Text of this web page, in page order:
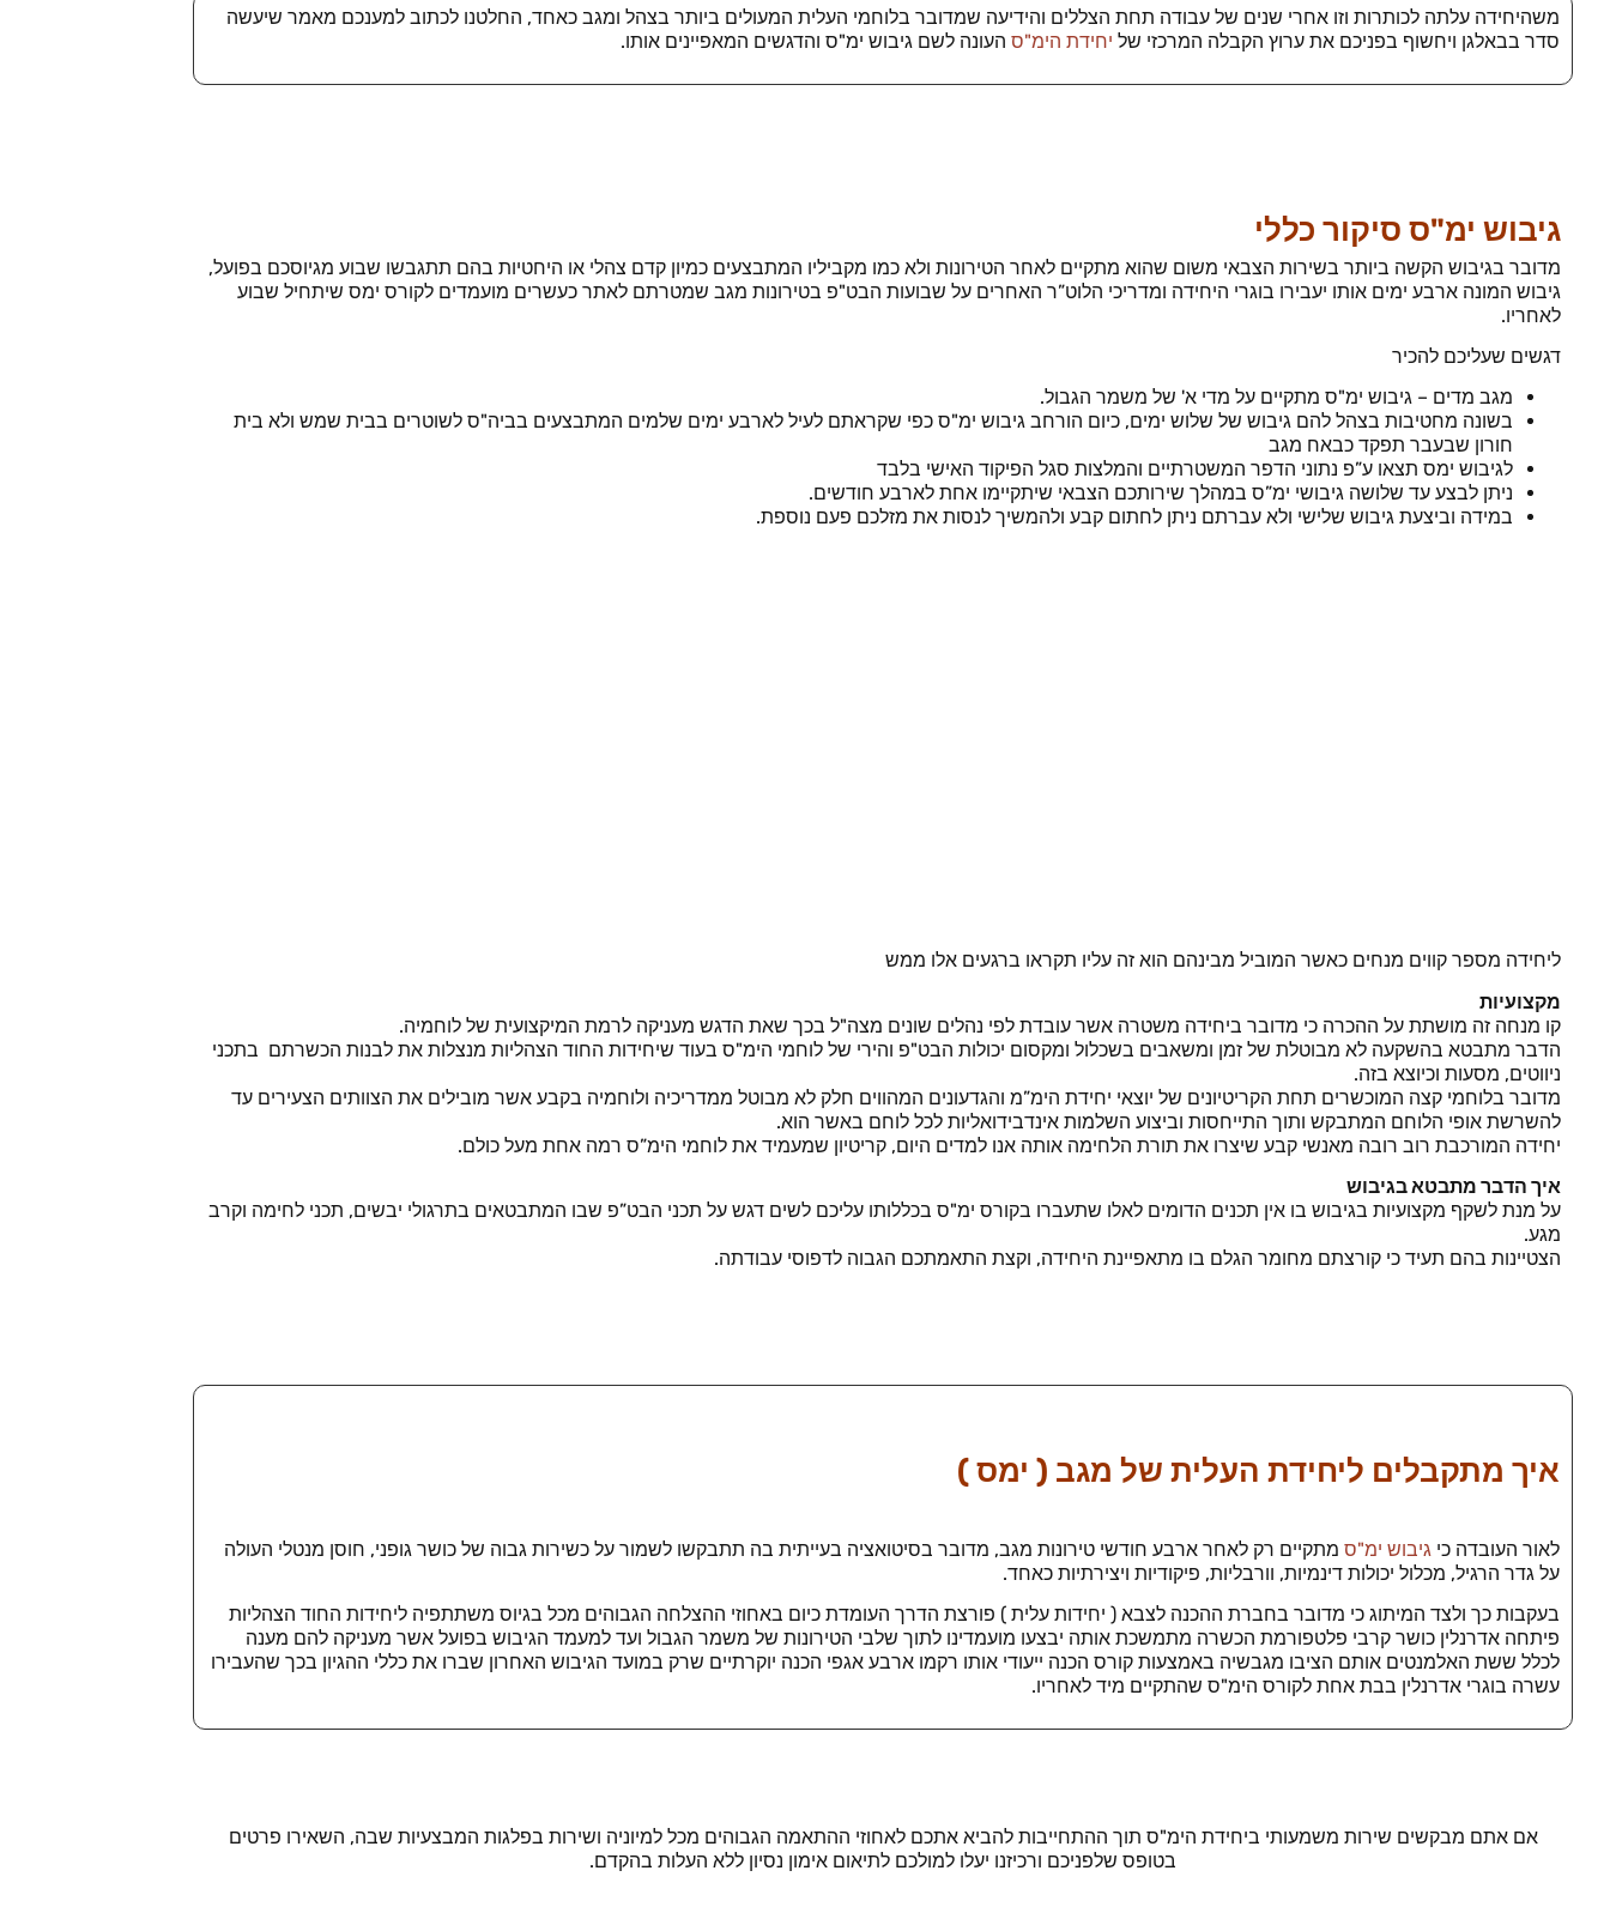
משהיחידה עלתה לכותרות וזו אחרי שנים של עבודה תחת הצללים והידיעה שמדובר בלוחמי העלית המעולים ביותר בצהל ומגב כאחד, החלטנו לכתוב למענכם מאמר שיעשה
סדר בבאלגן ויחשוף בפניכם את ערוץ הקבלה המרכזי של יחידת הימ"ס העונה לשם גיבוש ימ"ס והדגשים המאפיינים אותו.
גיבוש ימ"ס סיקור כללי
מדובר בגיבוש הקשה ביותר בשירות הצבאי משום שהוא מתקיים לאחר הטירונות ולא כמו מקביליו המתבצעים כמיון קדם צהלי או היחטיות בהם תתגבשו שבוע מגיוסכם בפועל,
גיבוש המונה ארבע ימים אותו יעבירו בוגרי היחידה ומדריכי הלוט”ר האחרים על שבועות הבט"פ בטירונות מגב שמטרתם לאתר כעשרים מועמדים לקורס ימס שיתחיל שבוע
לאחריו.
דגשים שעליכם להכיר
מגב מדים – גיבוש ימ"ס מתקיים על מדי א' של משמר הגבול.
בשונה מחטיבות בצהל להם גיבוש של שלוש ימים, כיום הורחב גיבוש ימ"ס כפי שקראתם לעיל לארבע ימים שלמים המתבצעים בביה"ס לשוטרים בבית שמש ולא בית
חורון שבעבר תפקד כבאח מגב
לגיבוש ימס תצאו ע”פ נתוני הדפר המשטרתיים והמלצות סגל הפיקוד האישי בלבד
ניתן לבצע עד שלושה גיבושי ימ”ס במהלך שירותכם הצבאי שיתקיימו אחת לארבע חודשים.
במידה וביצעת גיבוש שלישי ולא עברתם ניתן לחתום קבע ולהמשיך לנסות את מזלכם פעם נוספת.
ליחידה מספר קווים מנחים כאשר המוביל מבינהם הוא זה עליו תקראו ברגעים אלו ממש
מקצועיות
קו מנחה זה מושתת על ההכרה כי מדובר ביחידה משטרה אשר עובדת לפי נהלים שונים מצה"ל בכך שאת הדגש מעניקה לרמת המיקצועית של לוחמיה.
הדבר מתבטא בהשקעה לא מבוטלת של זמן ומשאבים בשכלול ומקסום יכולות הבט"פ והירי של לוחמי הימ"ס בעוד שיחידות החוד הצהליות מנצלות את לבנות הכשרתם בתכני
ניווטים, מסעות וכיוצא בזה.
מדובר בלוחמי קצה המוכשרים תחת הקריטיונים של יוצאי יחידת הימ”מ והגדעונים המהווים חלק לא מבוטל ממדריכיה ולוחמיה בקבע אשר מובילים את הצוותים הצעירים עד
להשרשת אופי הלוחם המתבקש ותוך התייחסות וביצוע השלמות אינדבידואליות לכל לוחם באשר הוא.
יחידה המורכבת רוב רובה מאנשי קבע שיצרו את תורת הלחימה אותה אנו למדים היום, קריטיון שמעמיד את לוחמי הימ”ס רמה אחת מעל כולם.
איך הדבר מתבטא בגיבוש
על מנת לשקף מקצועיות בגיבוש בו אין תכנים הדומים לאלו שתעברו בקורס ימ"ס בכללותו עליכם לשים דגש על תכני הבט”פ שבו המתבטאים בתרגולי יבשים, תכני לחימה וקרב
מגע.
הצטיינות בהם תעיד כי קורצתם מחומר הגלם בו מתאפיינת היחידה, וקצת התאמתכם הגבוה לדפוסי עבודתה.
איך מתקבלים ליחידת העלית של מגב ( ימס )
לאור העובדה כי גיבוש ימ"ס מתקיים רק לאחר ארבע חודשי טירונות מגב, מדובר בסיטואציה בעייתית בה תתבקשו לשמור על כשירות גבוה של כושר גופני, חוסן מנטלי העולה
על גדר הרגיל, מכלול יכולות דינמיות, וורבליות, פיקודיות ויצירתיות כאחד.
בעקבות כך ולצד המיתוג כי מדובר בחברת ההכנה לצבא ( יחידות עלית ) פורצת הדרך העומדת כיום באחוזי ההצלחה הגבוהים מכל בגיוס משתתפיה ליחידות החוד הצהליות
פיתחה אדרנלין כושר קרבי פלטפורמת הכשרה מתמשכת אותה יבצעו מועמדינו לתוך שלבי הטירונות של משמר הגבול ועד למעמד הגיבוש בפועל אשר מעניקה להם מענה
לכלל ששת האלמנטים אותם הציבו מגבשיה באמצעות קורס הכנה ייעודי אותו רקמו ארבע אגפי הכנה יוקרתיים שרק במועד הגיבוש האחרון שברו את כללי ההגיון בכך שהעבירו
עשרה בוגרי אדרנלין בבת אחת לקורס הימ"ס שהתקיים מיד לאחריו.
אם אתם מבקשים שירות משמעותי ביחידת הימ"ס תוך ההתחייבות להביא אתכם לאחוזי ההתאמה הגבוהים מכל למיוניה ושירות בפלגות המבצעיות שבה, השאירו פרטים
בטופס שלפניכם ורכיזנו יעלו למולכם לתיאום אימון נסיון ללא העלות בהקדם.